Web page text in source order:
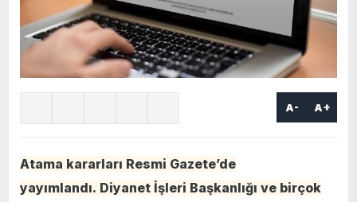
A- A+
Atama kararları Resmi Gazete’de
yayımlandı. Diyanet İşleri Başkanlığı ve birçok